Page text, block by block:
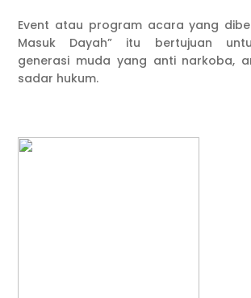
Event atau program acara yang
Masuk Dayah” itu bertujuan
generasi muda yang anti narkoba,
sadar hukum.